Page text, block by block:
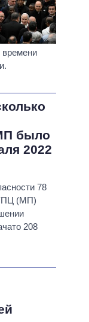
времени
было
2022
78
(МП)
208